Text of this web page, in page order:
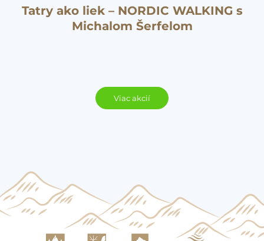
Tatry ako liek – NORDIC WALKING s
Michalom Šerfelom
Viac akcií